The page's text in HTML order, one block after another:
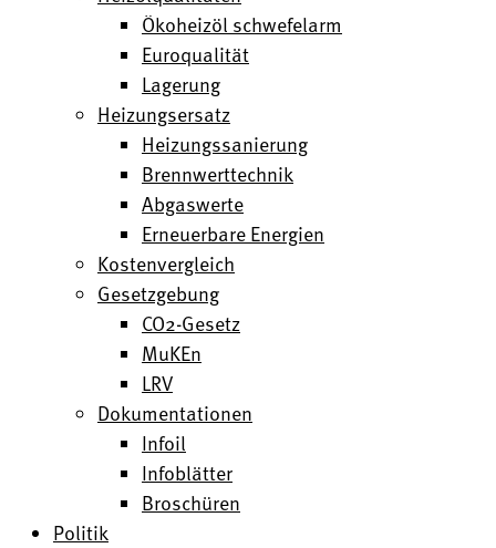
Ökoheizöl schwefelarm
Euroqualität
Lagerung
Heizungsersatz
Heizungssanierung
Brennwerttechnik
Abgaswerte
Erneuerbare Energien
Kostenvergleich
Gesetzgebung
CO2-Gesetz
MuKEn
LRV
Dokumentationen
Infoil
Infoblätter
Broschüren
Politik